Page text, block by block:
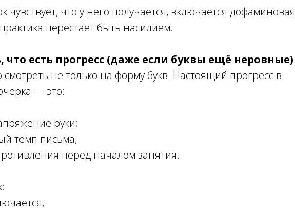
чувствует, что у него получается, включается дофаминовая
перестаёт быть насилием.
что есть прогресс (даже если буквы ещё неровные)
не только на форму букв. Настоящий прогресс в
— это:
руки;
темп письма;
перед началом занятия.